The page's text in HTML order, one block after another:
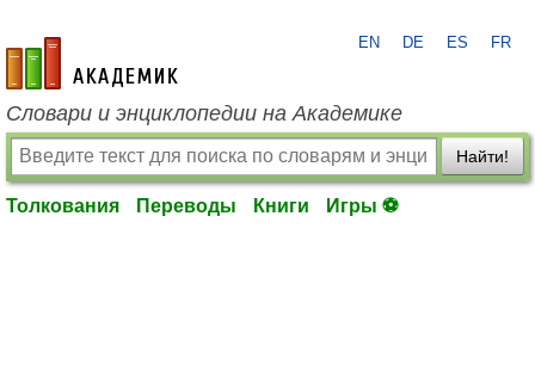
academic.ru
EN DE ES FR
Словари и энциклопедии на Академике
Найти!
Толкования Переводы Книги Игры ⚽